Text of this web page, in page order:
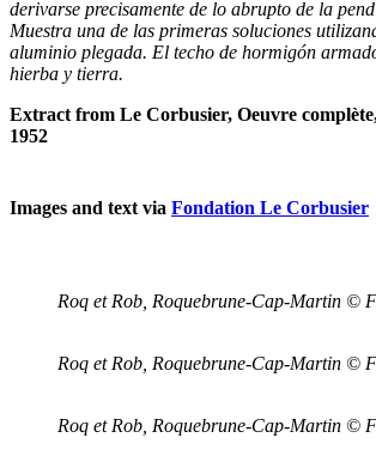
derivarse precisamente de lo abrupto de la
Muestra una de las primeras soluciones
aluminio plegada. El techo de hormigón
hierba y tierra.
Extract from Le Corbusier, Oeuvre
1952
Images and text via Fondation Le Corbusier
Roq et Rob, Roquebrune-Cap-Martin ©
Roq et Rob, Roquebrune-Cap-Martin ©
Roq et Rob, Roquebrune-Cap-Martin ©